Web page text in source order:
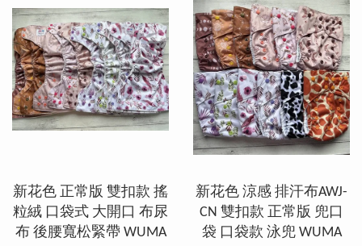
新花色 正常版 雙扣款 搖
粒絨 口袋式 大開口 布尿
布 後腰寬松緊帶 WUMA
新花色 涼感 排汗布AWJ-
CN 雙扣款 正常版 兜口
袋 口袋款 泳兜 WUMA